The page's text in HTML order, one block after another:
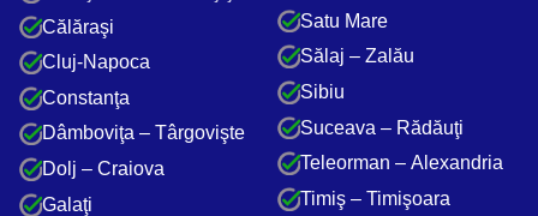
Călăraşi
Cluj-Napoca
Constanţa
Dâmboviţa – Târgovişte
Dolj – Craiova
Galaţi
Satu Mare
Sălaj – Zalău
Sibiu
Suceava – Rădăuţi
Teleorman – Alexandria
Timiş – Timişoara